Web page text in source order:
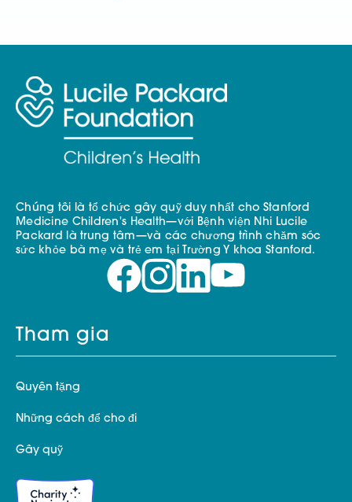
Chúng tôi là tổ chức gây quỹ duy nhất cho Stanford
Medicine Children's Health—với Bệnh viện Nhi Lucile
Packard là trung tâm—và các chương trình chăm sóc
sức khỏe bà mẹ và trẻ em tại Trường Y khoa Stanford.
Tham gia
Quyên tặng
Những cách để cho đi
Gây quỹ